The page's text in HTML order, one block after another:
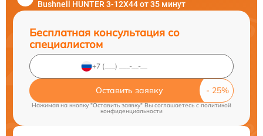
Bushnell HUNTER 3-12X44 от 35 минут
Бесплатная консультация со
специалистом
Оставить заявку
Нажимая на кнопку "Оставить заявку" Вы соглашаетесь cполитикой
конфиденциальности